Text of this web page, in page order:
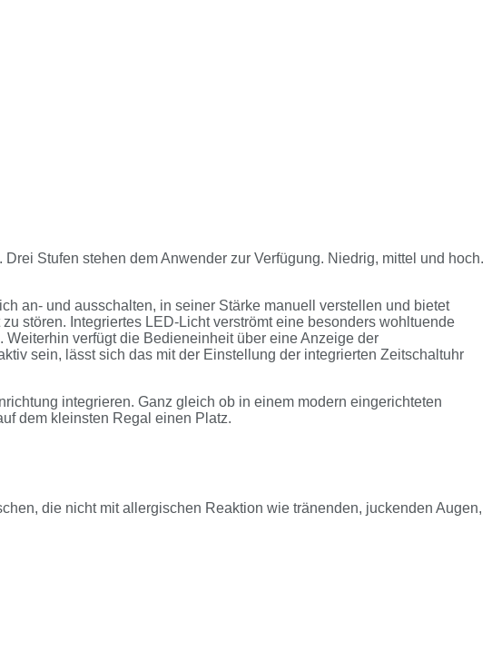
Stufen stehen dem Anwender zur Verfügung. Niedrig, mittel und hoch.
an- und ausschalten, in seiner Stärke manuell verstellen und bietet
stören. Integriertes LED-Licht verströmt eine besonders wohltuende
verfügt die Bedieneinheit über eine Anzeige der
sein, lässt sich das mit der Einstellung der integrierten Zeitschaltuhr
integrieren. Ganz gleich ob in einem modern eingerichteten
dem kleinsten Regal einen Platz.
die nicht mit allergischen Reaktion wie tränenden, juckenden Augen,